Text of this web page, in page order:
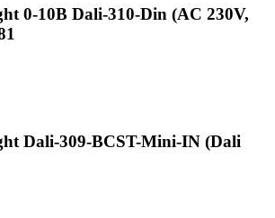
0-10В Dali-310-Din (AC 230V,
Dali-309-BCST-Mini-IN (Dali